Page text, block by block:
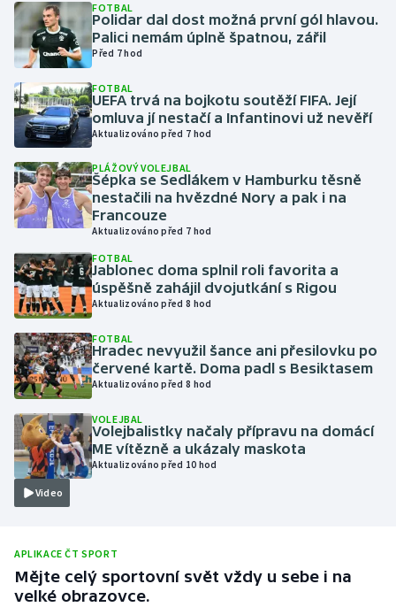
Gymnastika
Házená
Jezdectví
Judo
Krasobruslení
Lyže a snowboard
Moderní pětiboj
Motorsport
Parasport
Plavání
Ragby
FOTBAL
Polidar dal dost možná první gól hlavou.
Palici nemám úplně špatnou, zářil
Před 7 hod
FOTBAL
UEFA trvá na bojkotu soutěží FIFA. Její
omluva jí nestačí a Infantinovi už nevěří
Aktualizováno před 7 hod
PLÁŽOVÝ VOLEJBAL
Šépka se Sedlákem v Hamburku těsně
nestačili na hvězdné Nory a pak i na
Francouze
Aktualizováno před 7 hod
FOTBAL
Jablonec doma splnil roli favorita a
úspěšně zahájil dvojutkání s Rigou
Aktualizováno před 8 hod
FOTBAL
Hradec nevyužil šance ani přesilovku po
červené kartě. Doma padl s Besiktasem
Aktualizováno před 8 hod
Video
VOLEJBAL
Volejbalistky načaly přípravu na domácí
ME vítězně a ukázaly maskota
Aktualizováno před 10 hod
APLIKACE ČT SPORT
Mějte celý sportovní svět vždy u sebe i na
velké obrazovce.